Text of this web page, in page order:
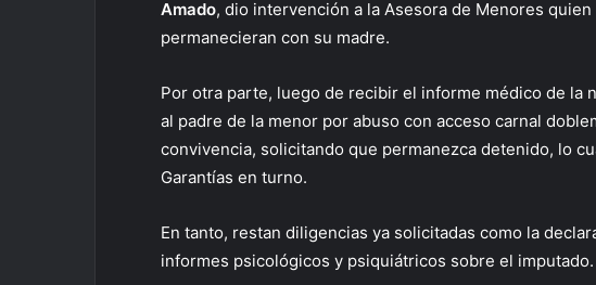
Amado, dio intervención a la Asesora de Menores
permanecieran con su madre.
Por otra parte, luego de recibir el informe médico de la
al padre de la menor por abuso con acceso carnal
convivencia, solicitando que permanezca detenido, lo
Garantías en turno.
En tanto, restan diligencias ya solicitadas como la
informes psicológicos y psiquiátricos sobre el imputado.